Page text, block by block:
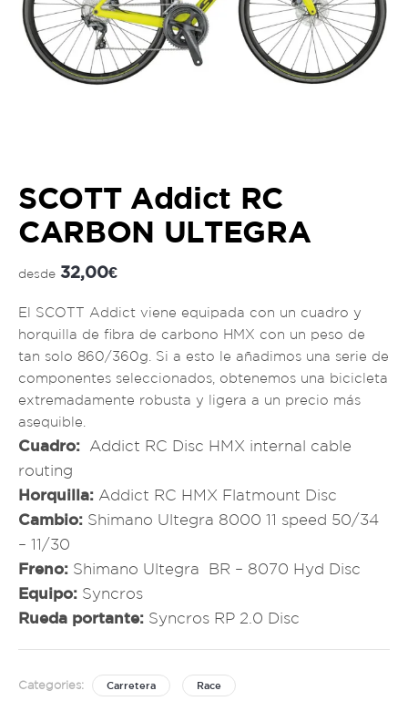
SCOTT Addict RC
CARBON ULTEGRA
desde 32,00€
El SCOTT Addict viene equipada con un cuadro y
horquilla de fibra de carbono HMX con un peso de
tan solo 860/360g. Si a esto le añadimos una serie de
componentes seleccionados, obtenemos una bicicleta
extremadamente robusta y ligera a un precio más
asequible.
Cuadro: Addict RC Disc HMX internal cable
routing
Horquilla: Addict RC HMX Flatmount Disc
Cambio: Shimano Ultegra 8000 11 speed 50/34
– 11/30
Freno: Shimano Ultegra BR – 8070 Hyd Disc
Equipo: Syncros
Rueda portante: Syncros RP 2.0 Disc
Categories: Carretera Race